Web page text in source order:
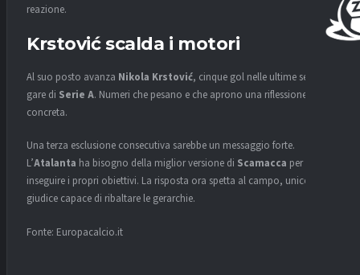
reazione.
Krstović scalda i motori
Al suo posto avanza Nikola Krstović, cinque gol nelle ultime sette
gare di Serie A. Numeri che pesano e che aprono una riflessione
concreta.
Una terza esclusione consecutiva sarebbe un messaggio forte.
L’Atalanta ha bisogno della miglior versione di Scamacca per
inseguire i propri obiettivi. La risposta ora spetta al campo, unico
giudice capace di ribaltare le gerarchie.
Fonte: Europacalcio.it